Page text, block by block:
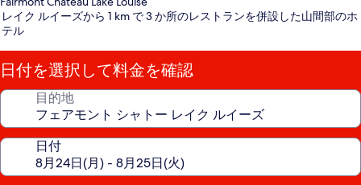
つ
星
宿
泊
施
設
レイク ルイーズから 1 km で 3 か所のレストランを併設した山間部のホ
テル
日付を選択して料金を確認
目的地
日付